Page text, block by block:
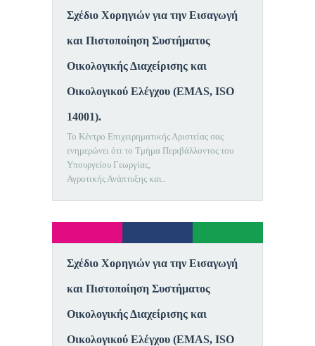
CONTACT US
Σχέδιο Χορηγιών για την Εισαγωγή
και Πιστοποίηση Συστήματος
Οικολογικής Διαχείρισης και
Οικολογικού Ελέγχου (EMAS, ISO
14001).
Το Κέντρο Επιχειρηματικής Αριστείας σας
ενημερώνει ότι το Τμήμα Περιβάλλοντος του
Υπουργείου Γεωργίας,
Αγροτικής Ανάπτυξης και..
Σχέδιο Χορηγιών για την Εισαγωγή
και Πιστοποίηση Συστήματος
Οικολογικής Διαχείρισης και
Οικολογικού Ελέγχου (EMAS, ISO